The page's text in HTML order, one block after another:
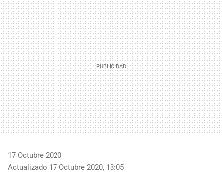
MAIL
17 Octubre 2020
Actualizado 17 Octubre 2020, 18:05